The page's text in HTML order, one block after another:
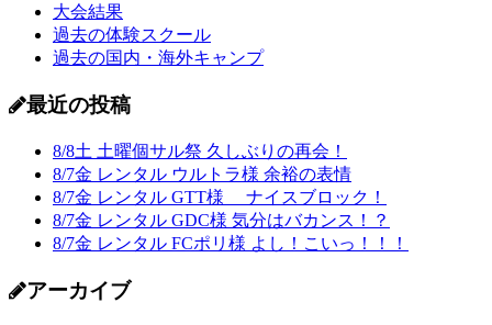
大会結果
過去の体験スクール
過去の国内・海外キャンプ
最近の投稿
8/8土 土曜個サル祭 久しぶりの再会！
8/7金 レンタル ウルトラ様 余裕の表情
8/7金 レンタル GTT様 ナイスブロック！
8/7金 レンタル GDC様 気分はバカンス！？
8/7金 レンタル FCポリ様 よし！こいっ！！！
アーカイブ